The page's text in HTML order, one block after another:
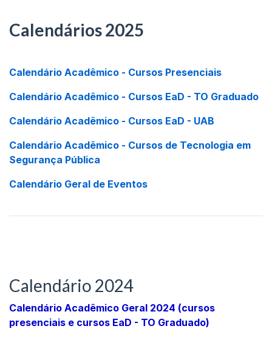
Calendários 2025
Calendário Acadêmico - Cursos Presenciais
Calendário Acadêmico - Cursos EaD - TO Graduado
Calendário Acadêmico - Cursos EaD - UAB
Calendário Acadêmico - Cursos de Tecnologia em
Segurança Pública
Calendário Geral de Eventos
Calendário 2024
Calendário Acadêmico Geral 2024 (cursos
presenciais e cursos EaD - TO Graduado)